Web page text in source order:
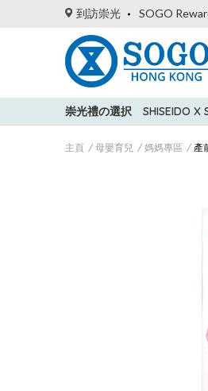
到訪崇光 SOGO
崇光禮の選択 SHISEIDO X
主頁 母嬰育兒 媽媽專區 產